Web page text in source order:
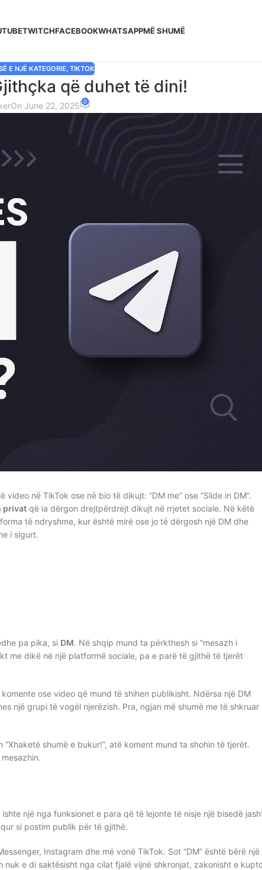
TWITCHFACEBOOKWHATSAPPMË SHUMË
E NJË KATEGORIE,TIKTOK
që duhet të dini!
On June 22, 2025 0
në TikTok ose në bio të dikujt: “DM me” ose “Slide in DM”.
privat që ia dërgon drejtpërdrejt dikujt në rrjetet sociale. Në këtë
të ndryshme, kur është mirë ose jo të dërgosh një DM dhe
i sigurt.
pa pika, si DM. Në shqip mund ta përkthesh si “mesazh i
me dikë në një platformë sociale, pa e parë të gjithë të tjerët
ose video që mund të shihen publikisht. Ndërsa një DM
një grupi të vogël njerëzish. Pra, ngjan më shumë me të shkruar
shumë e bukur!”, atë koment mund ta shohin të tjerët.
një nga funksionet e para që të lejonte të nisje një bisedë
si postim publik për të gjithë.
Instagram dhe më vonë TikTok. Sot “DM” është bërë një
e di saktësisht nga cilat fjalë vijnë shkronjat, zakonisht e